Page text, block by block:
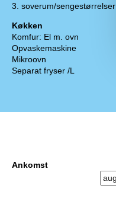
3. soverum/sengestørrelser
Køkken
Komfur: El m. ovn
Opvaskemaskine
Mikroovn
Separat fryser /L
Ankomst